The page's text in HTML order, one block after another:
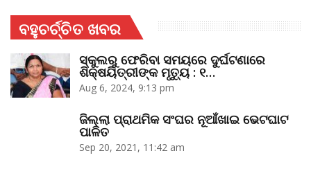
ବହୁଚର୍ଚ୍ଚିତ ଖବର
ସ୍କୁଲରୁ ଫେରିବା ସମୟରେ ଦୁର୍ଘଟଣାରେ
ଶିକ୍ଷୟିତ୍ରୀଙ୍କ ମୃତ୍ୟୁ : ୧…
Aug 6, 2024, 9:13 pm
ଜିଲ୍ଲା ପ୍ରାଥମିକ ସଂଘର ନୂଆଁଖାଇ ଭେଟଘାଟ
ପାଳିତ
Sep 20, 2021, 11:42 am